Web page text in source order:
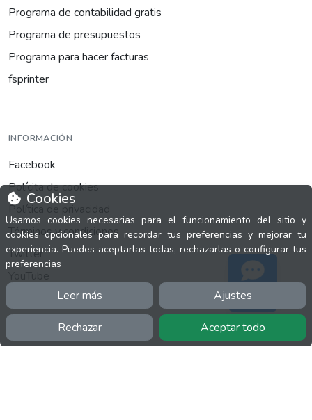
Cookies
Usamos cookies necesarias para el funcionamiento del sitio y
cookies opcionales para recordar tus preferencias y mejorar tu
experiencia. Puedes aceptarlas todas, rechazarlas o configurar tus
preferencias
Leer más Ajustes
Rechazar Aceptar todo
Programa de contabilidad gratis
Programa de presupuestos
Programa para hacer facturas
fsprinter
INFORMACIÓN
Facebook
Polícita de cookies
Política de privacidad
Términos y condiciones
Twitter
Soporte